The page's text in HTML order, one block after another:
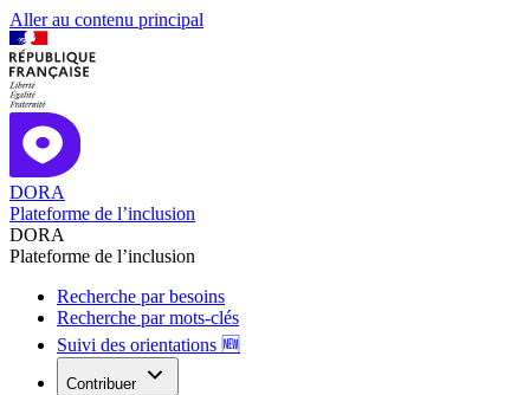
Aller au contenu principal
DORA
Plateforme de l’inclusion
DORA
Plateforme de l’inclusion
Recherche par besoins
Recherche par mots-clés
Suivi des orientations 🆕
Contribuer